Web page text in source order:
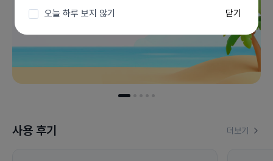
사용 후기 더보기
오늘 하루 보지 않기 닫기